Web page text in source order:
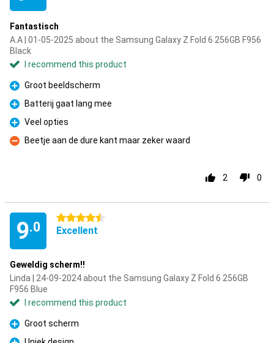
Fantastisch
A.A | 01-05-2025 about the Samsung Galaxy Z Fold 6 256GB F956
Black
I recommend this product
Pro
Groot beeldscherm
Pro
Batterij gaat lang mee
Pro
Veel opties
Con
Beetje aan de dure kant maar zeker waard
2 0
9.0
4.5 stars
Excellent
Geweldig scherm!!
Linda | 24-09-2024 about the Samsung Galaxy Z Fold 6 256GB
F956 Blue
I recommend this product
Pro
Groot scherm